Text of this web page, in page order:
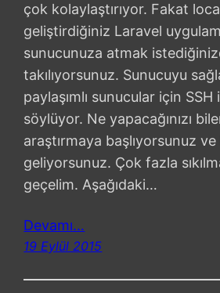
çok kolaylaştırıyor. Fakat
geliştirdiğiniz Laravel
sunucunuza atmak
takılıyorsunuz. Sunucuyu
paylaşımlı sunucular için
söylüyor. Ne yapacağınızı
araştırmaya başlıyorsunuz
geliyorsunuz. Çok fazla
geçelim. Aşağıdaki…
Devamı…
19 Eylül 2015